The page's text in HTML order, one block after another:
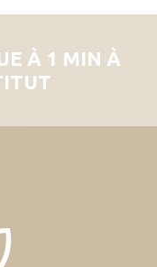
À 1 MIN À